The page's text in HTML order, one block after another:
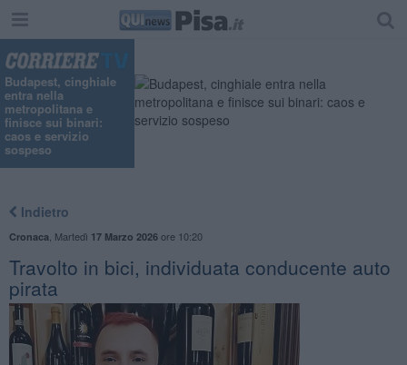
Budapest, cinghiale
entra nella
metropolitana e
finisce sui binari:
caos e servizio
sospeso
Indietro
Cronaca Martedì 17 Marzo 2026ore 10:20
Travolto in bici, individuata conducente auto
pirata